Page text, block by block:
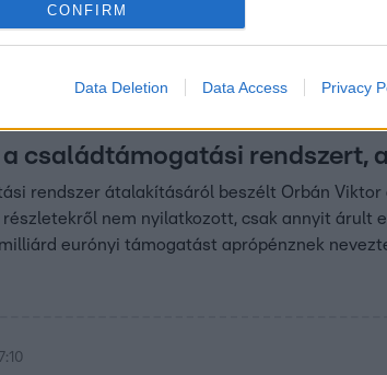
CONFIRM
Data Deletion Data Access Privacy
az új építésű lakások áfa-
családtámogatási rendszert,
rendszer átalakításáról beszélt Orbán
nem nyilatkozott, csak annyit árult
eurónyi támogatást aprópénznek